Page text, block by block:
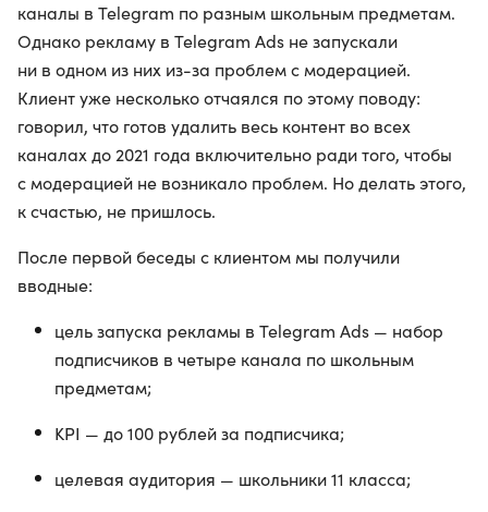
каналы в Telegram по разным школьным предметам.
Однако рекламу в Telegram Ads не запускали
ни в одном из них из-за проблем с модерацией.
Клиент уже несколько отчаялся по этому поводу:
говорил, что готов удалить весь контент во всех
каналах до 2021 года включительно ради того, чтобы
с модерацией не возникало проблем. Но делать этого,
к счастью, не пришлось.
После первой беседы с клиентом мы получили
вводные:
цель запуска рекламы в Telegram Ads — набор
подписчиков в четыре канала по школьным
предметам;
KPI — до 100 рублей за подписчика;
целевая аудитория — школьники 11 класса;